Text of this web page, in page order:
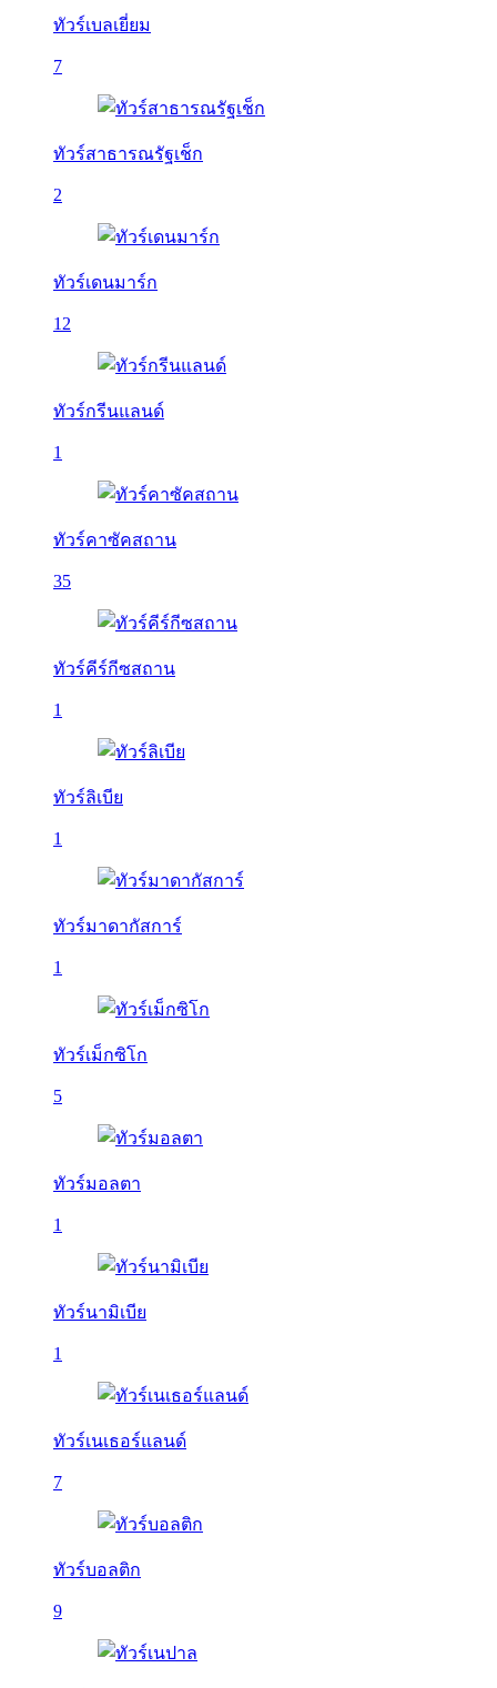
ทัวร์เบลเยี่ยม
7
ทัวร์สาธารณรัฐเช็ก
2
ทัวร์เดนมาร์ก
12
ทัวร์กรีนแลนด์
1
ทัวร์คาซัคสถาน
35
ทัวร์คีร์กีซสถาน
1
ทัวร์ลิเบีย
1
ทัวร์มาดากัสการ์
1
ทัวร์เม็กซิโก
5
ทัวร์มอลตา
1
ทัวร์นามิเบีย
1
ทัวร์เนเธอร์แลนด์
7
ทัวร์บอลติก
9